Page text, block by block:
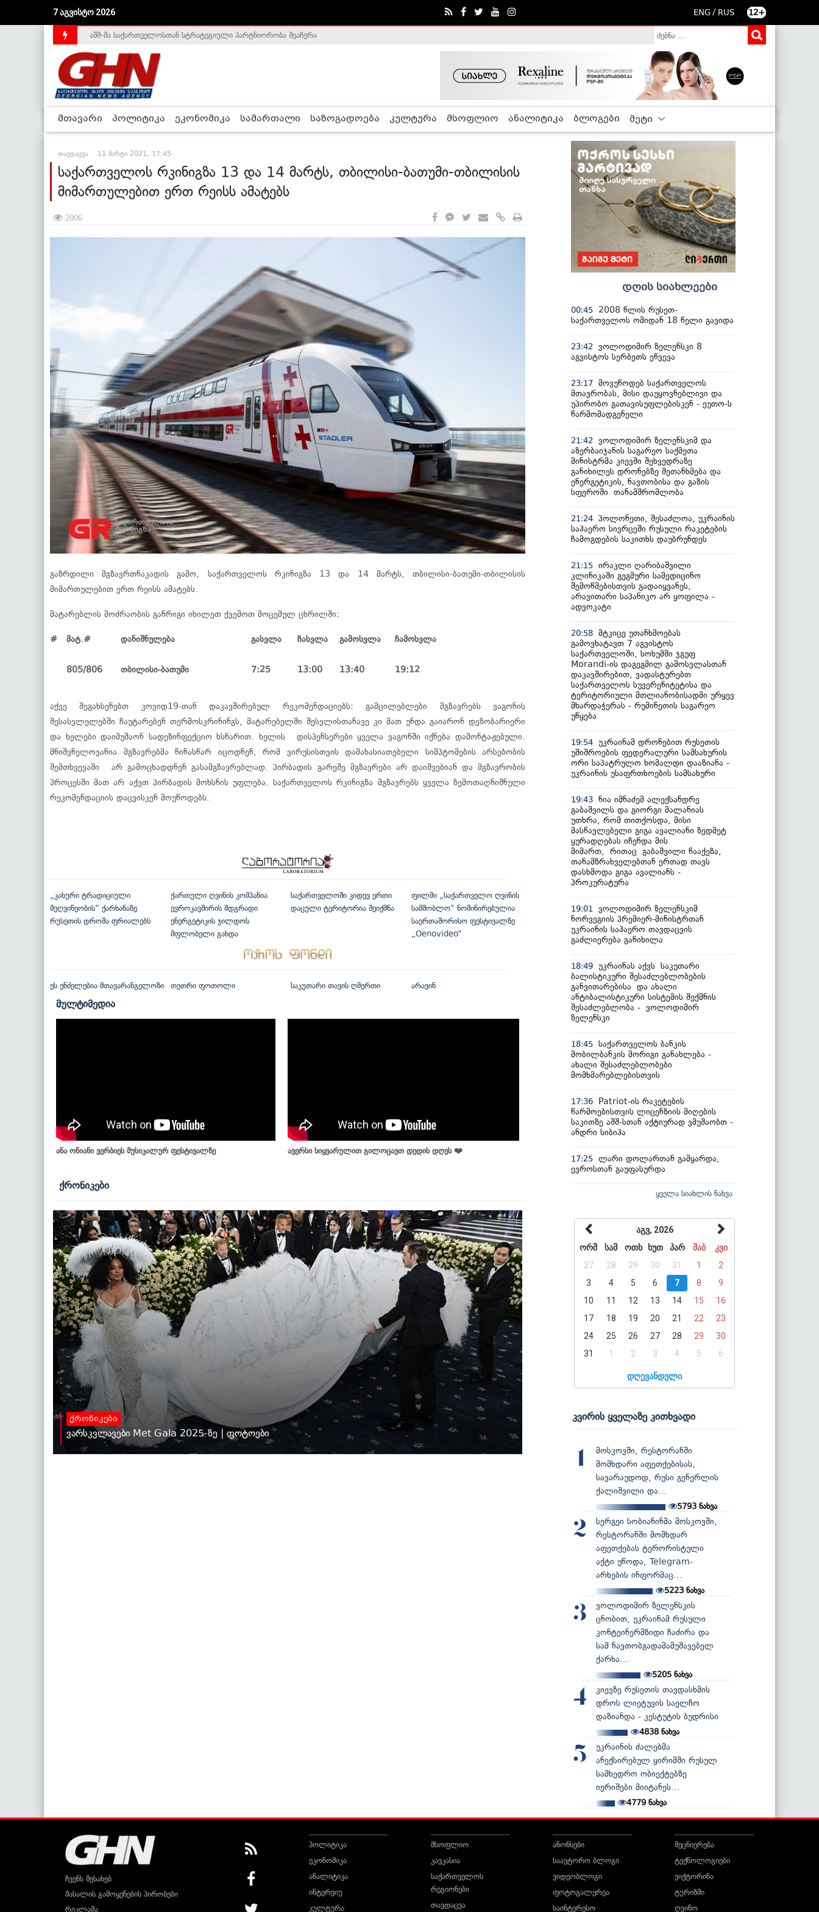
7 აგვისტო 2026 ENG / RUS 12+
საქართველოს დე-ფაქტო მთავრობა არალეგიტიმურია - ჰელსინკის კომისია
აშშ-მა საქართველოსთან სტრატეგიული პარტნიორობა შეაჩერა
მთავარი პოლიტიკა ეკონომიკა სამართალი საზოგადოება კულტურა მსოფლიო ანალიტიკა ბლოგები მეტი
თავდაცვა 11 მარტი 2021, 17:45
საქართველოს რკინიგზა 13 და 14 მარტს, თბილისი-ბათუმი-თბილისის
მიმართულებით ერთ რეისს ამატებს
2006
გაზრდილი მგზავრთნაკადის გამო, საქართველოს რკინიგზა 13 და 14 მარტს, თბილისი-ბათუმი-თბილისის
მიმართულებით ერთ რეისს ამატებს.
მატარებლის მოძრაობის განრიგი იხილეთ ქვემოთ მოცემულ ცხრილში:
# მატ.# დანიშნულება გასვლა ჩასვლა გამოსვლა ჩამოსვლა
805/806 თბილისი-ბათუმი 7:25 13:00 13:40 19:12
აქვე შეგახსენებთ კოვიდ19-თან დაკავშირებულ რეკომენდაციებს: გამცილებლები მგზავრებს ვაგონის
შესასვლელებში ჩაუტარებენ თერმოსკრინინგს, მატარებელში შესვლისთანავე კი მათ უნდა გაიარონ დეზობარიერი
და ხელები დაიმუშაონ სადეზინფექციო ხსნარით. ხელის დისპენსერები ყველა ვაგონში იქნება დამონტაჟებული.
მნიშვნელოვანია მგზავრებმა წინასწარ იცოდნენ, რომ ვირუსისთვის დამახასიათებელი სიმპტომების არსებობის
შემთხვევაში არ გამოცხადდნენ გასამგზავრებლად. პირბადის გარეშე მგზავრები არ დაიშვებიან და მგზავრობის
პროცესში მათ არ აქვთ პირბადის მოხსნის უფლება. საქართველოს რკინიგზა მგზავრებს ყველა ზემოთაღნიშნული
რეკომენდაციის დაცვისკენ მოუწოდებს.
„კახური ტრადიციული
მეღვინეობის“ ქარხანაზე
რუსეთის დროშა ფრიალებს
ქართული ღვინის კომპანია
ევროკავშირის მდგრადი
ენერგეტიკის ჯილდოს
მფლობელი გახდა
საქართველოში კიდევ ერთი
დაცული ტერიტორია შეიქმნა
ფილმი „საქართველო ღვინის
სამშობლო“ ნომინირებულია
საერთაშორისო ფესტივალზე
„Oenovideo“
ეს ენძელებია მთავარანგელოზი თეთრი ფოთოლი საკუთარი თავის ღმერთი არავინ
მულტიმედია
ანა ონიანი ვერბიეს მუსიკალურ ფესტივალზე ავერსი სიყვარულით გილოცავთ დედის დღეს ❤️
ქრონიკები
ქრონიკები
ვარსკვლავები Met Gala 2025-ზე | ფოტოები
დღის სიახლეები
00:45
2008 წლის რუსეთ-
საქართველოს ომიდან 18 წელი გავიდა
23:42
ვოლოდიმირ ზელენსკი 8
აგვისტოს სერბეთს ეწვევა
23:17 მოვუწოდებ საქართველოს
მთავრობას, მისი დაუყოვნებლივი და
უპირობო გათავისუფლებისკენ - ეუთო-ს
წარმომადგენელი
21:42
ვოლოდიმირ ზელენსკიმ და
აზერბაიჯანის საგარეო საქმეთა
მინისტრმა კიევში შეხვედრაზე
განიხილეს დრონებზე შეთანხმება და
ენერგეტიკის, ნავთობისა და გაზის
სფეროში თანამშრომლობა
21:24 პოლონეთი, შესაძლოა, უკრაინის
საჰაერო სივრცეში რუსული რაკეტების
ჩამოგდების საკითხს დაუბრუნდეს
21:15 ირაკლი ღარიბაშვილი
კლინიკაში გეგმური სამედიცინო
შემოწმებისთვის გადაიყვანეს,
არავითარი საპანიკო არ ყოფილა -
ადვოკატი
20:58 მტკიცე უთანხმოებას
გამოვხატავთ 7 აგვისტოს
საქართველოში, სოხუმში ჯგუფ
Morandi-ის დაგეგმილ გამოსვლასთან
დაკავშირებით, ვადასტურებთ
საქართველოს სუვერენიტეტისა და
ტერიტორიული მთლიანობისადმი ურყევ
მხარდაჭერას - რუმინეთის საგარეო
უწყება
19:54 უკრაინამ დრონებით რუსეთის
უშიშროების ფედერალური სამსახურის
ორი საპატრულო ხომალდი დააზიანა -
უკრაინის უსაფრთხოების სამსახური
19:43 ნია იმნაძემ ალექსანდრე
გაბაშვილს და გიორგი მალანიას
უთხრა, რომ თითქოსდა, მისი
მასწავლებელი გიგა ავალიანი ზედმეტ
ყურადღებას იჩენდა მის
მიმართ, რითაც გაბაშვილი წააქეზა,
თანამზრახველებთან ერთად თავს
დასხმოდა გიგა ავალიანს -
პროკურატურა
19:01
ვოლოდიმირ ზელენსკიმ
ნორვეგიის პრემიერ-მინისტრთან
უკრაინის საჰაერო თავდაცვის
გაძლიერება განიხილა
18:49 უკრაინას აქვს საკუთარი
ბალისტიკური შესაძლებლობების
განვითარებისა და ახალი
ანტიბალისტიკური სისტემის შექმნის
შესაძლებლობა - ვოლოდიმირ
ზელენსკი
18:45 საქართველოს ბანკის
მობილბანკის მორიგი განახლება -
ახალი შესაძლებლობები
მომხმარებლებისთვის
17:36
Patriot-ის რაკეტების
წარმოებისთვის ლიცენზიის მიღების
საკითზე აშშ-სთან აქტიურად ვმუშაობთ -
ანდრი სიბიჰა
17:25 ლარი დოლართან გამყარდა,
ევროსთან გაუფასურდა
ყველა სიახლის ნახვა
აგვ, 2026
ორშ
სამ ოთხ ხუთ პარ შაბ
კვი
27
28 29 30 31 1
2
3
4 5 6 7 8
9
10
11 12 13 14 15
16
17
18 19 20 21 22
23
24
25 26 27 28 29
30
31
1 2 3 4 5 6
დღევანდელი
კვირის ყველაზე კითხვადი
1
მოსკოვში, რესტორანში
მომხდარი აფეთქებისას,
სავარაუდოდ, რუსი გენერლის
ქალიშვილი და...
5793 ნახვა
2
სერგეი სობიანინმა მოსკოვში,
რესტორანში მომხდარ
აფეთქებას ტერორისტული
აქტი უწოდა, Telegram-
არხების ინფორმაც...
5223 ნახვა
3
ვოლოდიმირ ზელენსკის
ცნობით, უკრაინამ რუსული
კონტეინერმზიდი ჩაძირა და
სამ ნავთობგადამამუშავებელ
ქარხა...
5205ნახვა
4
კიევზე რუსეთის თავდასხმის
დროს ლიეტუვის საელჩო
დაზიანდა - კესტუტის ბუდრისი
4838ნახვა
5
უკრაინის ძალებმა
ანექსირებულ ყირიმში რუსულ
სამხედრო ობიექტებზე
იერიშები მიიტანეს...
4779 ნახვა
ჩვენს შესახებ
მასალის გამოყენების პირობები
რეკლამა
პოლიტიკა
ეკონომიკა
ანალიტიკა
ინტერვიუ
კულტურა
მსოფლიო
კავკასია
საქართველოს
რეგიონები
თავდაცვა
ანონსები
საავტორო ბლოგი
ვიდეობლოგი
ფოტოგალერეა
საინტერესო
მეცნიერება
ტექნოლოგიები
ვიქტორინა
ტურიზმი
ღვინო